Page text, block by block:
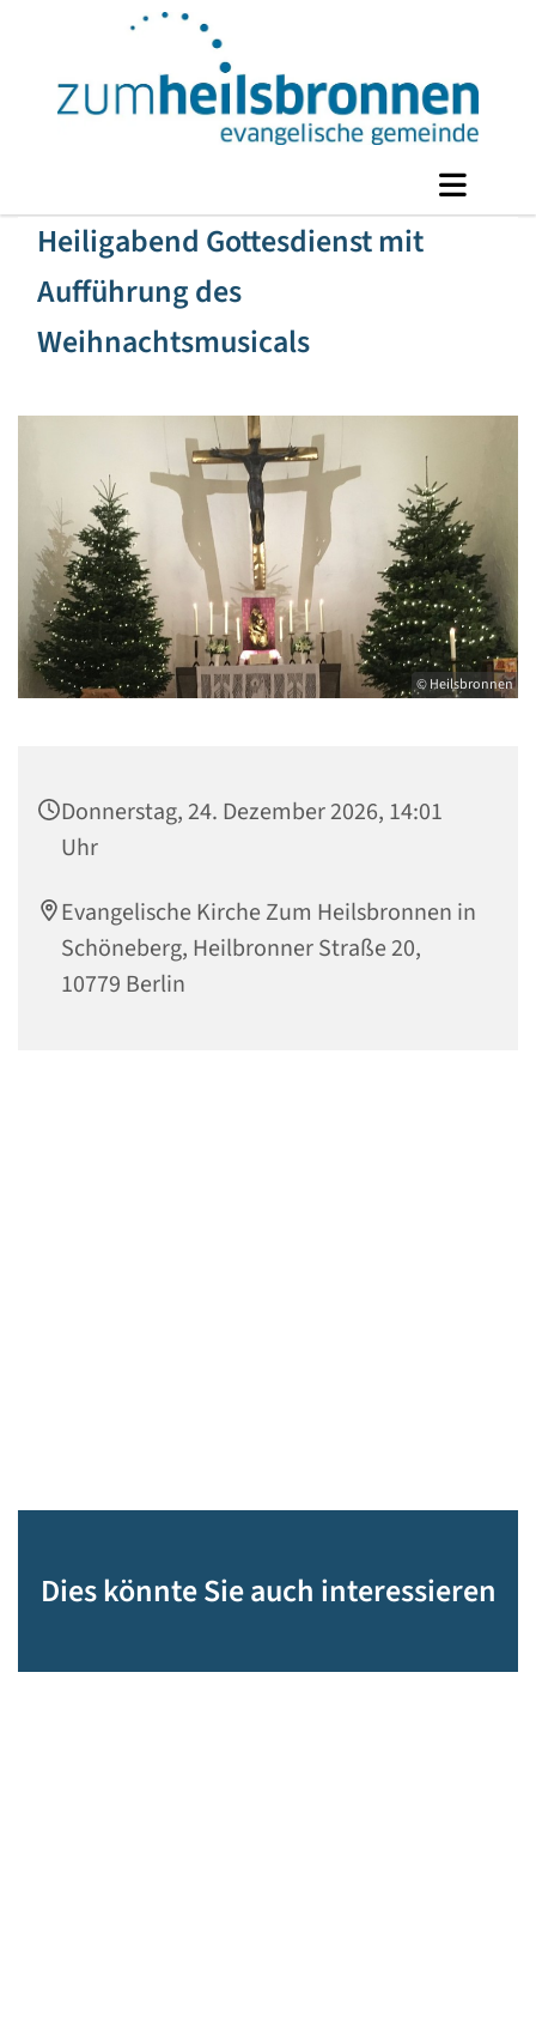
Heiligabend Gottesdienst mit
Aufführung des
Weihnachtsmusicals
© Heilsbronnen
Donnerstag, 24. Dezember 2026, 14:01
Uhr
Evangelische Kirche Zum Heilsbronnen in
Schöneberg, Heilbronner Straße 20,
10779 Berlin
Dies könnte Sie auch interessieren